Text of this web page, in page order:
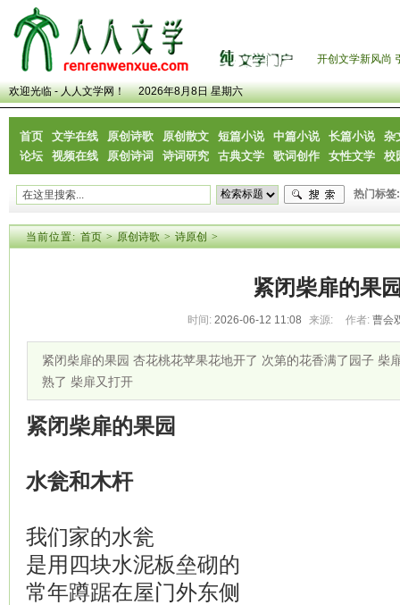
开创文学新风尚
欢迎光临 - 人人文学网！ 2026年8月8日 星期六
首页 文学在线 原创诗歌 原创散文 短篇小说 中篇小说 长篇小说
杂
论坛
视频在线 原创诗词 诗词研究 古典文学 歌词创作 女性文学 校
热门标签:
当前位置: 首页>原创诗歌>诗原创>
紧闭柴扉的果
时间: 2026-06-12 11:08 来源: 作者: 曹会
紧闭柴扉的果园 杏花桃花苹果花地开了 次第的花香满了园子 柴
熟了 柴扉又打开
紧闭柴扉的果园
水瓮和木杆
我们家的水瓮
是用四块水泥板垒砌的
常年蹲踞在屋门外东侧